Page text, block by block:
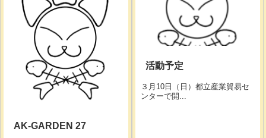
AK-GARDEN 27
活動予定
３月10日（日）都立産業貿易セ
ンターで開...